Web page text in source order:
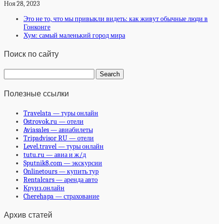
Ноя 28, 2023
Это не то, что мы привыкли видеть: как живут обычные люди в
Гонконге
Хум: самый маленький город мира
Поиск по сайту
Полезные ссылки
Travelata — туры онлайн
Ostrovok.ru — отели
Aviasales — авиабилеты
Tripadvisor RU — отели
Level.travel — туры онлайн
tutu.ru — авиа и ж/д
Sputnik8.com — экскурсии
Onlinetours — купить тур
Rentalcars — аренда авто
Круиз.онлайн
Cherehapa — страхование
Архив статей